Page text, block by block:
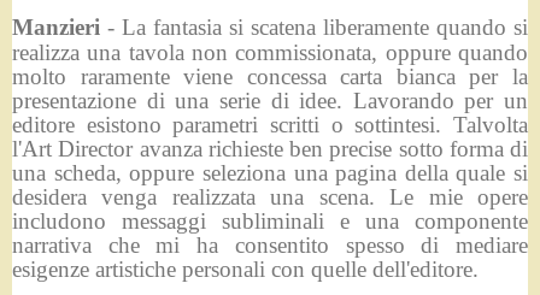
Manzieri - La fantasia si scatena liberamente quando si
realizza una tavola non commissionata, oppure quando
molto raramente viene concessa carta bianca per la
presentazione di una serie di idee. Lavorando per un
editore esistono parametri scritti o sottintesi. Talvolta
l'Art Director avanza richieste ben precise sotto forma di
una scheda, oppure seleziona una pagina della quale si
desidera venga realizzata una scena. Le mie opere
includono messaggi subliminali e una componente
narrativa che mi ha consentito spesso di mediare
esigenze artistiche personali con quelle dell'editore.